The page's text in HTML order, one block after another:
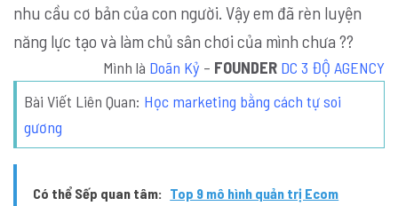
nhu cầu cơ bản của con người. Vậy em đã rèn luyện
năng lực tạo và làm chủ sân chơi của mình chưa ??
Mình là Doãn Kỷ – FOUNDER DC 3 ĐỘ AGENCY
Bài Viết Liên Quan: Học marketing bằng cách tự soi
gương
Có thể Sếp quan tâm: Top 9 mô hình quản trị Ecom